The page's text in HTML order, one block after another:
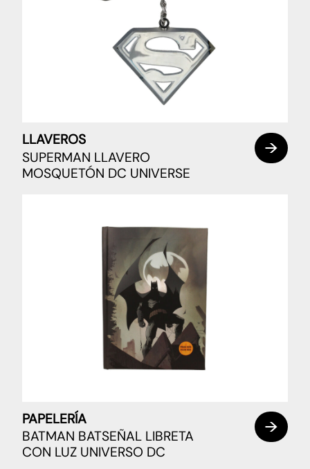
LLAVEROS
SUPERMAN LLAVERO
MOSQUETÓN DC UNIVERSE
PAPELERÍA
BATMAN BATSEÑAL LIBRETA
CON LUZ UNIVERSO DC